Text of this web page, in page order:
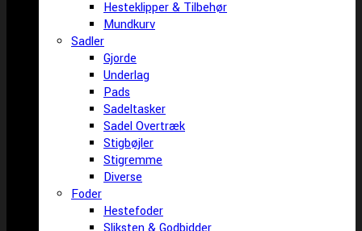
Hesteklipper & Tilbehør
Mundkurv
Sadler
Gjorde
Underlag
Pads
Sadeltasker
Sadel Overtræk
Stigbøjler
Stigremme
Diverse
Foder
Hestefoder